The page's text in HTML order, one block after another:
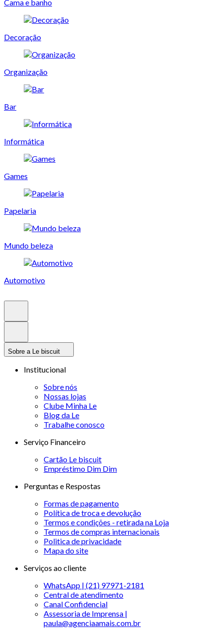
Cama e banho
Decoração
Organização
Bar
Informática
Games
Papelaria
Mundo beleza
Automotivo
Sobre a Le biscuit
Institucional
Sobre nós
Nossas lojas
Clube Minha Le
Blog da Le
Trabalhe conosco
Serviço Financeiro
Cartão Le biscuit
Empréstimo Dim Dim
Perguntas e Respostas
Formas de pagamento
Política de troca e devolução
Termos e condições - retirada na Loja
Termos de compras internacionais
Politica de privacidade
Mapa do site
Serviços ao cliente
WhatsApp | (21) 97971-2181
Central de atendimento
Canal Confidencial
Assessoria de Imprensa |
paula@agenciaamais.com.br